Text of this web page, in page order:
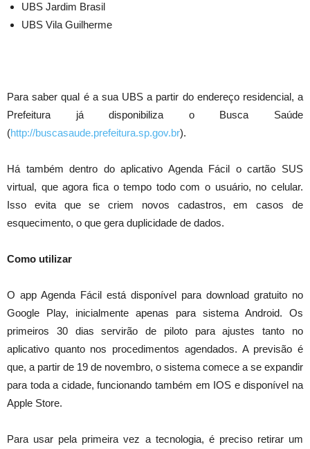
UBS Jardim Brasil
UBS Vila Guilherme
Para saber qual é a sua UBS a partir do endereço residencial, a
Prefeitura já disponibiliza o Busca Saúde
(http://buscasaude.prefeitura.sp.gov.br).
Há também dentro do aplicativo Agenda Fácil o cartão SUS
virtual, que agora fica o tempo todo com o usuário, no celular.
Isso evita que se criem novos cadastros, em casos de
esquecimento, o que gera duplicidade de dados.
Como utilizar
O app Agenda Fácil está disponível para download gratuito no
Google Play, inicialmente apenas para sistema Android. Os
primeiros 30 dias servirão de piloto para ajustes tanto no
aplicativo quanto nos procedimentos agendados. A previsão é
que, a partir de 19 de novembro, o sistema comece a se expandir
para toda a cidade, funcionando também em IOS e disponível na
Apple Store.
Para usar pela primeira vez a tecnologia, é preciso retirar um